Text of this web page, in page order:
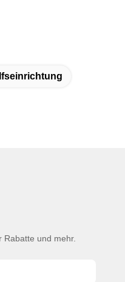
und mehr.